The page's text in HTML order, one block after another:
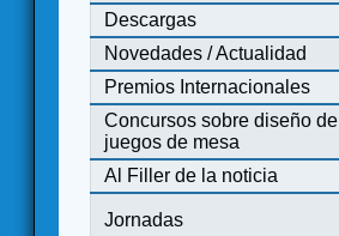
Descargas
Novedades / Actualidad
Premios Internacionales
Concursos sobre diseño de
juegos de mesa
Al Filler de la noticia
Jornadas